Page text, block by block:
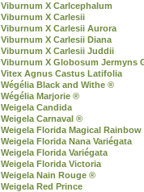
Viburnum X Carlcephalum
Viburnum X Carlesii
Viburnum X Carlesii Aurora
Viburnum X Carlesii Diana
Viburnum X Carlesii Juddii
Viburnum X Globosum Jermyns
Vitex Agnus Castus Latifolia
Wégélia Black and Withe ®
Wégélia Marjorie ®
Weigela Candida
Weigela Carnaval ®
Weigela Florida Magical Rainbow
Weigela Florida Nana Variégata
Weigela Florida Variégata
Weigela Florida Victoria
Weigela Nain Rouge ®
Weigela Red Prince